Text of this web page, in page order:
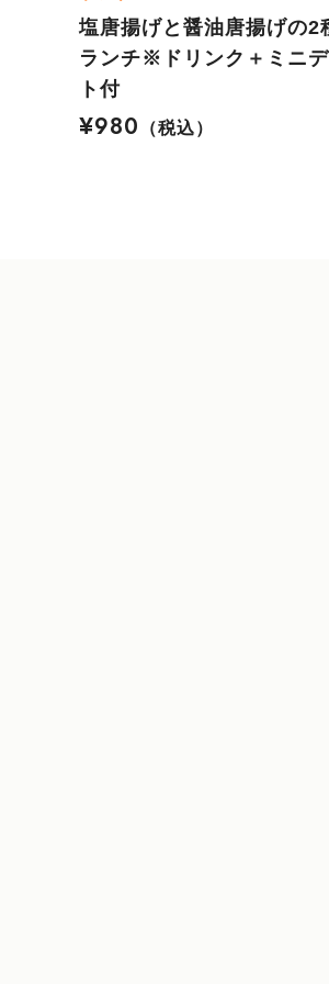
塩唐揚げと醤油唐揚げの2
ランチ※ドリンク＋ミニ
ト付
¥980
（税込）